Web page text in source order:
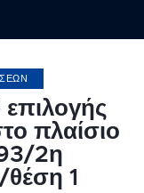
πλαίσιο
2η
1